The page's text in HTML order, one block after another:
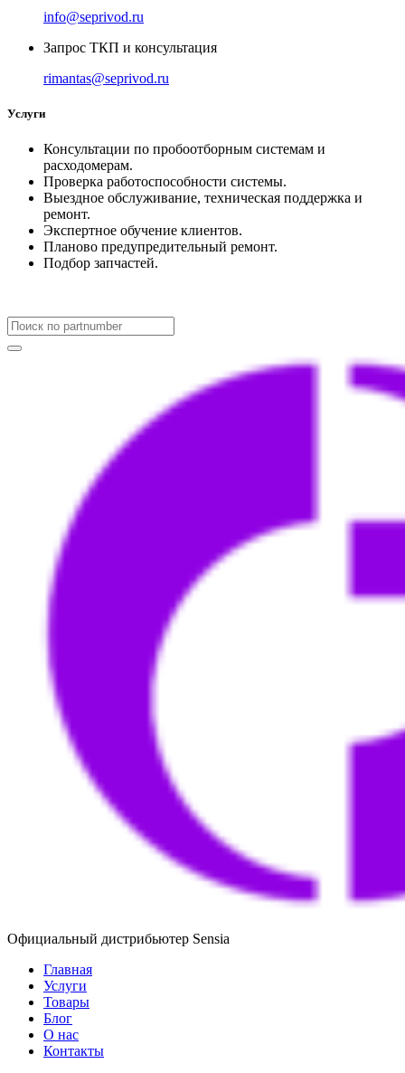
info@seprivod.ru
Запрос ТКП и консультация
rimantas@seprivod.ru
Услуги
Консультации по пробоотборным системам и
расходомерам.
Проверка работоспособности системы.
Выездное обслуживание, техническая поддержка и
ремонт.
Экспертное обучение клиентов.
Планово предупредительный ремонт.
Подбор запчастей.
Официальный дистрибьютер Sensia
Главная
Услуги
Товары
Блог
О нас
Контакты